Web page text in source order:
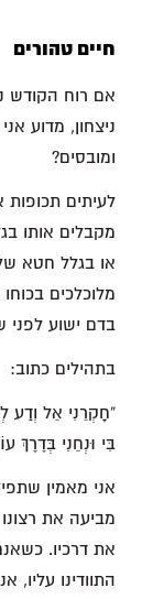
חיים טהורים
אם רוח הקודש
ניצחון, מדוע
ומובסים?
לעיתים תכופות
מקבלים אותו
או בגלל חטא
מלוכלכים
בדם ישוע לפני
בתהילים כתוב:
“חָקְרֵנִי אֵל וְדַע
בִּי וּנְחֵנִי בְּדֶרֶךְ
אני מאמין
מביעה את
את דרכיו.
התוודינו עליו,